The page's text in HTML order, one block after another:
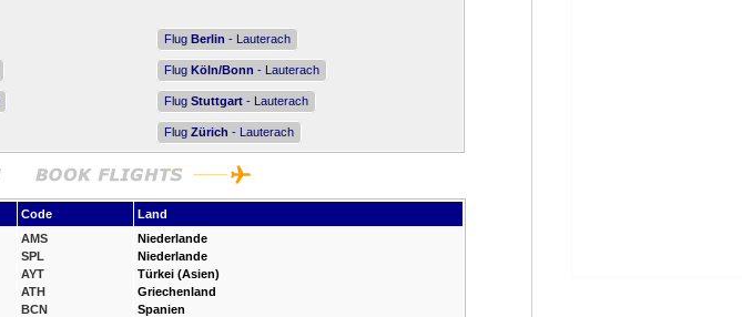
Flug Berlin - Lauterach
Flug Köln/Bonn - Lauterach
Flug Stuttgart - Lauterach
Flug Zürich - Lauterach
Code
Land
AMS
SPL
AYT
ATH
BCN
Niederlande
Niederlande
Türkei (Asien)
Griechenland
Spanien